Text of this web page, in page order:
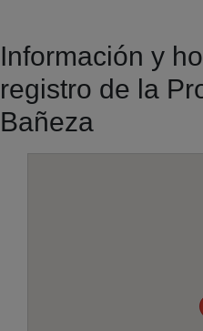
Información y
registro de la
Bañeza